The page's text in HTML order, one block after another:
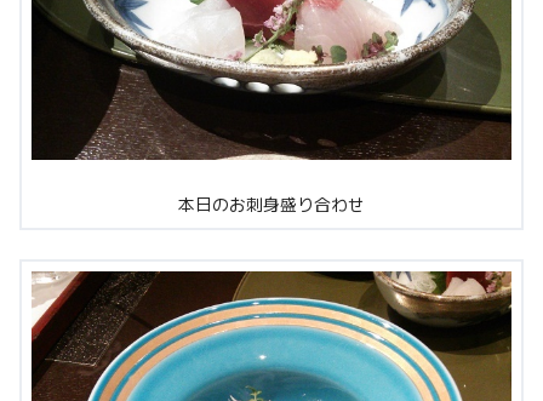
本日のお刺身盛り合わせ